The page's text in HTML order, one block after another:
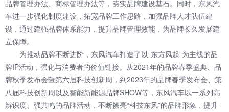
品牌管理办法、商标管理办法等，夯实品牌建设基石。同时，东风汽
车进一步强化制度建设，拓宽品牌工作思路，加强品牌人才队伍建
设，通过建强品牌体系能力，提升品牌管理效能，为品牌长久发展建
立保障。
为推动品牌不断进阶，东风汽车打造了以“东方风起”为主线的品
牌IP活动，强化与消费者的价值链接。从2021年的品牌春季盛典、品
牌秋季发布会暨第六届科技创新周，到2023年的品牌春季发布会、第
八届科技创新周以及智能新能源品牌SHOW等，东风汽车以一系列高
辨识度、强共鸣的品牌活动，不断擦亮“科技东风”的品牌形象，提升